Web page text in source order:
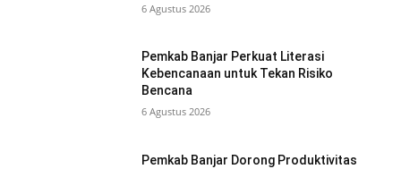
6 Agustus 2026
Pemkab Banjar Perkuat Literasi
Kebencanaan untuk Tekan Risiko
Bencana
6 Agustus 2026
Pemkab Banjar Dorong Produktivitas